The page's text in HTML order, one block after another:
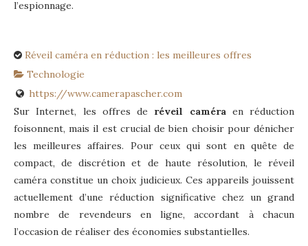
l’espionnage.
Réveil caméra en réduction : les meilleures offres
Technologie
https://www.camerapascher.com
Sur Internet, les offres de réveil caméraen réduction
foisonnent, mais il est crucial de bien choisir pour dénicher
les meilleures affaires. Pour ceux qui sont en quête de
compact, de discrétion et de haute résolution, le réveil
caméra constitue un choix judicieux. Ces appareils jouissent
actuellement d’une réduction significative chez un grand
nombre de revendeurs en ligne, accordant à chacun
l’occasion de réaliser des économies substantielles.